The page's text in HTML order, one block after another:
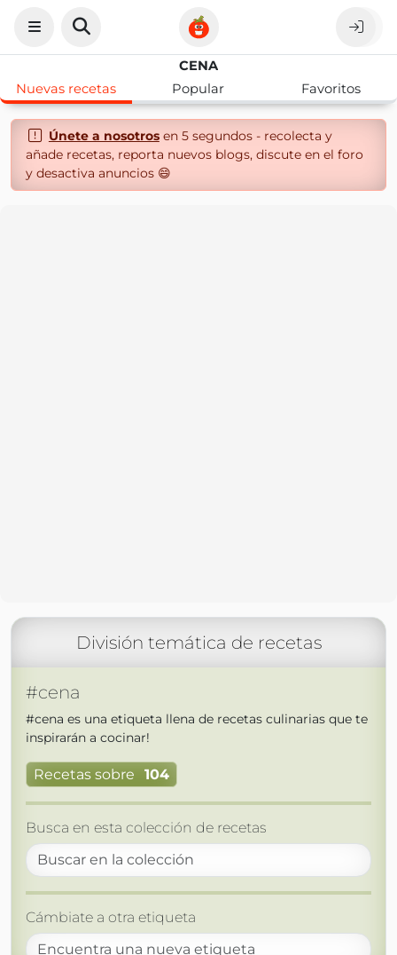
CENA
Nuevas recetas
Popular Favoritos
Únete a nosotrosen 5 segundos - recolecta y
añade recetas, reporta nuevos blogs, discute en el foro
y desactiva anuncios 😄
División temática de recetas
#cena
#cena es una etiqueta llena de recetas culinarias que te
inspirarán a cocinar!
Recetas sobre 104
Busca en esta colección de recetas
Cámbiate a otra etiqueta